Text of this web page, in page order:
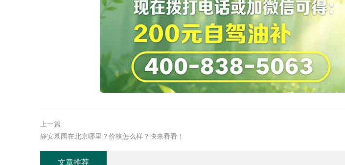
上一篇
静安墓园在北京哪里？价格怎么样？快来看看！
文章推荐